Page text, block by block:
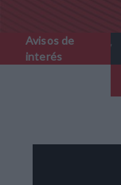
Avisos de
interés
2027 Nota